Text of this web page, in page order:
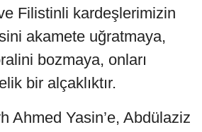
Filistinli kardeşlerimizin
akamete uğratmaya,
bozmaya, onları
bir alçaklıktır.
Ahmed Yasin’e, Abdülaziz